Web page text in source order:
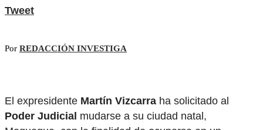
Tweet
Por REDACCIÓN INVESTIGA
El expresidente Martín Vizcarra ha solicitado al
Poder Judicial mudarse a su ciudad natal,